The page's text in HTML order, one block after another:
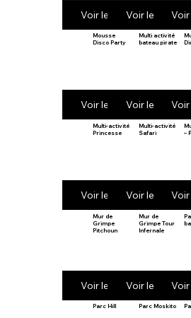
Voir le produitVoir le produit
Mousse
Disco Party
Voir le produit
Multi activité
bateau pirate
Voir le produit
Multi-activité
Princesse
Voir le produit
Multi-activité
Safari
Voir le produit
–
Mur de
Grimpe
Pitchoun
Voir le produit
Mur de
Grimpe Tour
Infernale
Voir le produit
Parc Hill Parc Moskito